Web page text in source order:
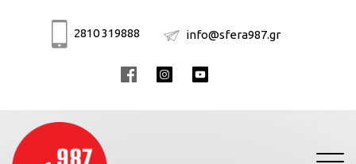
2810 319888 info@sfera987.gr